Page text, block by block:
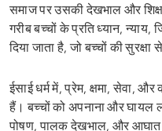
समाज पर उसकी देखभाल और
गरीब बच्चों के प्रति ध्यान, न्याय,
दिया जाता है, जो बच्चों की सुरक्षा
ईसाई धर्म में, प्रेम, क्षमा, सेवा,
हैं। बच्चों को अपनाना और घायल
पोषण, पालक देखभाल, और आघात